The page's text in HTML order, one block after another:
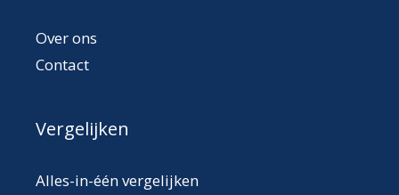
Over ons
Contact
Vergelijken
Alles-in-één vergelijken